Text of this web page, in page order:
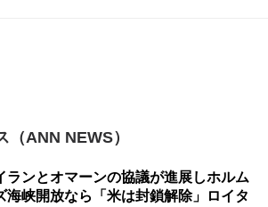
（ANN NEWS）
ランとオマーンの協議が進展しホルム
海峡開放なら「米は封鎖解除」ロイタ